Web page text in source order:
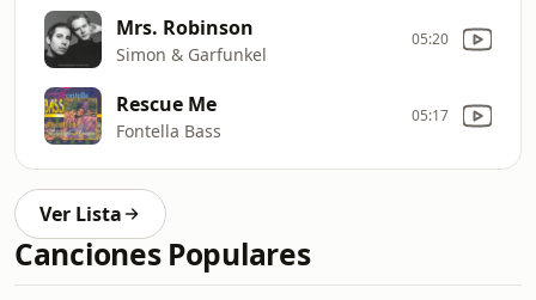
Mrs. Robinson
Simon & Garfunkel
05:20
Rescue Me
Fontella Bass
05:17
Ver Lista
Canciones Populares